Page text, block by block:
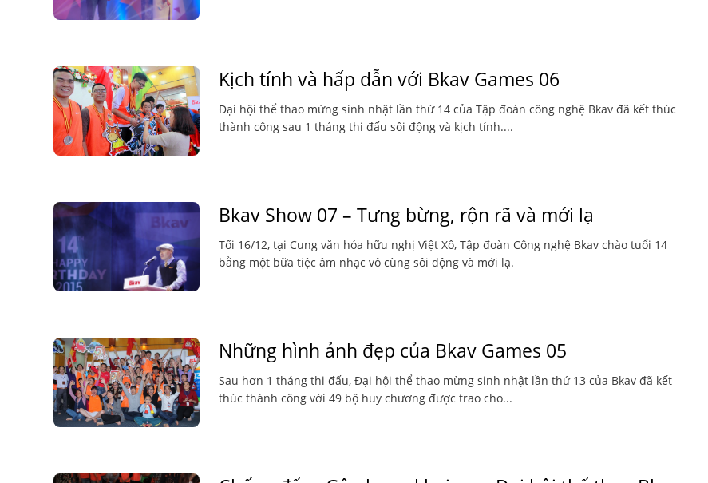
Kịch tính và hấp dẫn với Bkav Games 06
Đại hội thể thao mừng sinh nhật lần thứ 14 của Tập đoàn công nghệ Bkav đã kết thúc
thành công sau 1 tháng thi đấu sôi động và kịch tính....
Bkav Show 07 – Tưng bừng, rộn rã và mới lạ
Tối 16/12, tại Cung văn hóa hữu nghị Việt Xô, Tập đoàn Công nghệ Bkav chào tuổi 14
bằng một bữa tiệc âm nhạc vô cùng sôi động và mới lạ.
Những hình ảnh đẹp của Bkav Games 05
Sau hơn 1 tháng thi đấu, Đại hội thể thao mừng sinh nhật lần thứ 13 của Bkav đã kết
thúc thành công với 49 bộ huy chương được trao cho...